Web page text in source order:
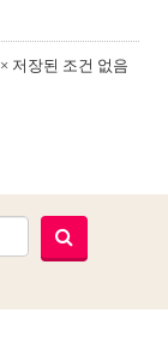
× 저장된 조건 없음